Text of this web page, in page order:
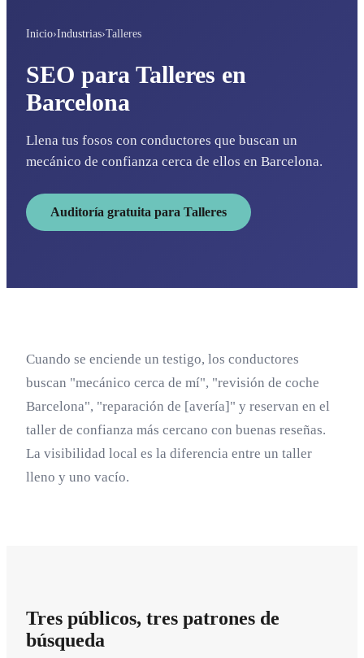
Inicio›Industrias›Talleres
SEO para Talleres en
Barcelona
Llena tus fosos con conductores que buscan un
mecánico de confianza cerca de ellos en Barcelona.
Auditoría gratuita para Talleres
Cuando se enciende un testigo, los conductores
buscan "mecánico cerca de mí", "revisión de coche
Barcelona", "reparación de [avería]" y reservan en el
taller de confianza más cercano con buenas reseñas.
La visibilidad local es la diferencia entre un taller
lleno y uno vacío.
Tres públicos, tres patrones de
búsqueda